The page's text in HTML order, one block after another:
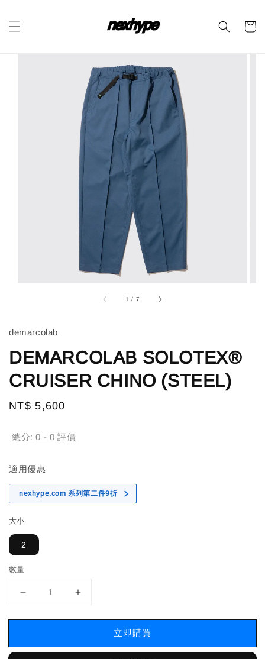
1 / 7
demarcolab
DEMARCOLAB SOLOTEX®
CRUISER CHINO (STEEL)
Regular
NT$ 5,600
總分:0 - 0 評價
適用優惠
nexhype.com 系列第二件9折
大小
2
數量
立即購買